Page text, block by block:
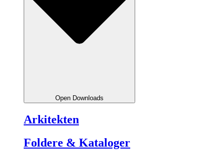
Open Downloads
Arkitekten
Foldere & Kataloger